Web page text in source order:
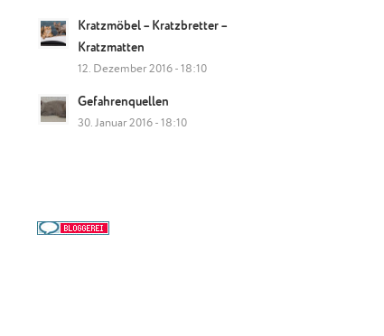
Kratzmöbel – Kratzbretter –
Kratzmatten
12. Dezember 2016 - 18:10
Gefahrenquellen
30. Januar 2016 - 18:10